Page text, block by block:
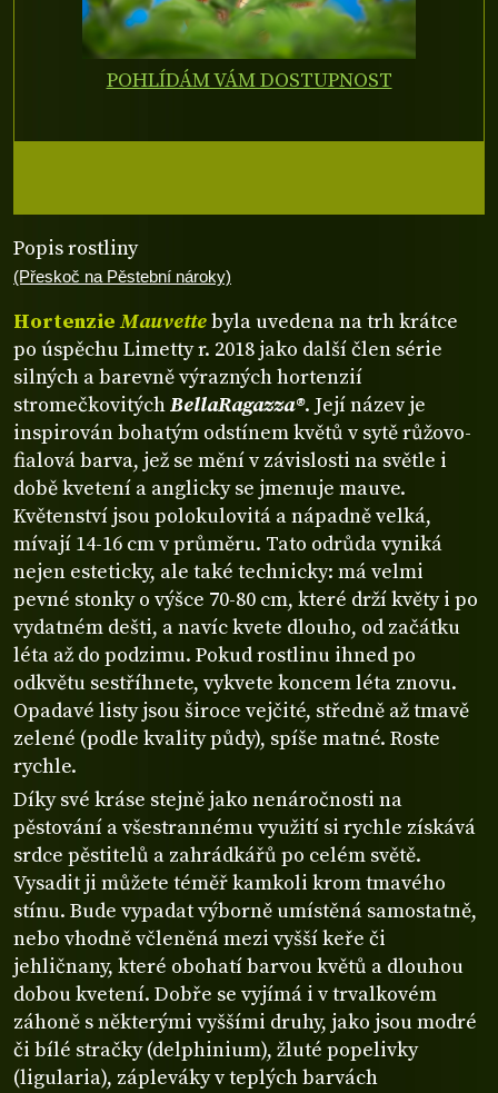
Popis rostliny
(Přeskoč na Pěstební nároky)
Hortenzie Mauvettebyla uvedena na trh krátce
po úspěchu Limetty r. 2018 jako další člen série
silných a barevně výrazných hortenzií
stromečkovitýchBellaRagazza®. Její název je
inspirován bohatým odstínem květů v sytě růžovo-
fialová barva, jež se mění v závislosti na světle i
době kvetení a anglicky se jmenuje mauve.
Květenství jsou polokulovitá a nápadně velká,
mívají 14-16 cm v průměru. Tato odrůda vyniká
nejen esteticky, ale také technicky: má velmi
pevné stonky o výšce 70-80 cm, které drží květy i po
vydatném dešti, a navíc kvete dlouho, od začátku
léta až do podzimu. Pokud rostlinu ihned po
odkvětu sestříhnete, vykvete koncem léta znovu.
Opadavé listy jsou široce vejčité, středně až tmavě
zelené (podle kvality půdy), spíše matné. Roste
rychle.
Díky své kráse stejně jako nenáročnosti na
pěstování a všestrannému využití si rychle získává
srdce pěstitelů a zahrádkářů po celém světě.
Vysadit ji můžete téměř kamkoli krom tmavého
stínu. Bude vypadat výborně umístěná samostatně,
nebo vhodně včleněná mezi vyšší keře či
jehličnany, které obohatí barvou květů a dlouhou
dobou kvetení. Dobře se vyjímá i v trvalkovém
záhoně s některými vyššími druhy, jako jsou modré
či bílé stračky (delphinium), žluté popelivky
(ligularia), zápleváky v teplých barvách
POHLÍDÁM VÁM DOSTUPNOST